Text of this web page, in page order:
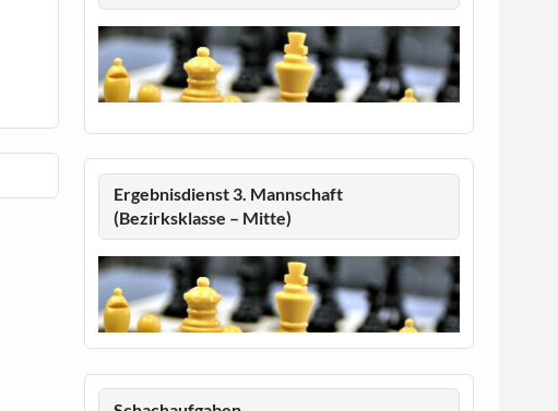
Ergebnisdienst 3. Mannschaft
(Bezirksklasse – Mitte)